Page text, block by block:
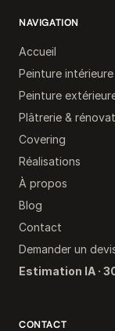
NAVIGATION
Accueil
Peinture intérieure
Peinture
Plâtrerie &
Covering
Réalisations
À propos
Blog
Contact
Demander un
Estimation IA ·
CONTACT